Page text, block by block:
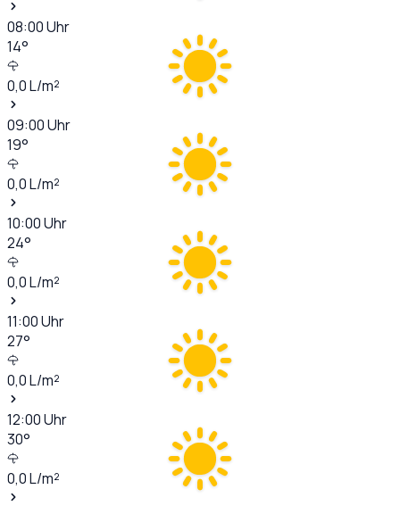
08:00Uhr
14°
0,0L/m²
09:00Uhr
19°
0,0L/m²
10:00Uhr
24°
0,0L/m²
11:00Uhr
27°
0,0L/m²
12:00Uhr
30°
0,0L/m²